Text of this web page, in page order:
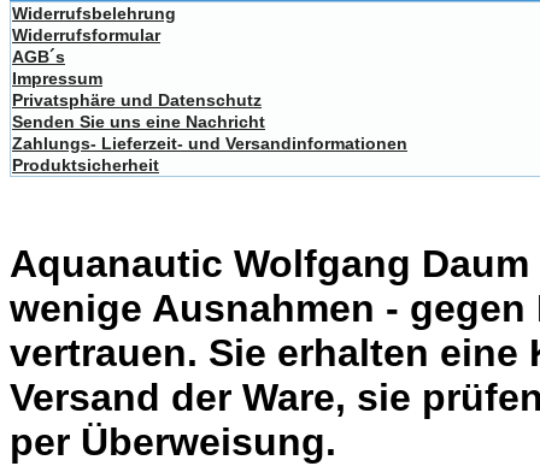
Widerrufsbelehrung
Widerrufsformular
AGB´s
Impressum
Privatsphäre und Datenschutz
Senden Sie uns eine Nachricht
Zahlungs- Lieferzeit- und Versandinformationen
Produktsicherheit
Aquanautic Wolfgang
wenige Ausnahmen -
vertrauen. Sie erhalten
Versand der Ware, sie
per Überweisung.